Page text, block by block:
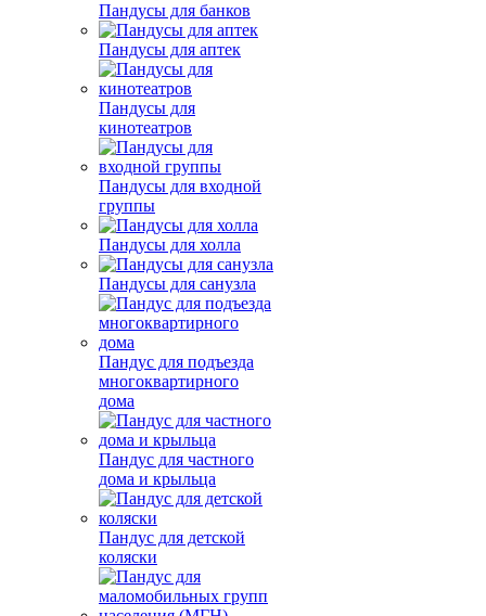
Пандусы для банков
Пандусы для аптек
Пандусы для
кинотеатров
Пандусы для входной
группы
Пандусы для холла
Пандусы для санузла
Пандус для подъезда
многоквартирного
дома
Пандус для частного
дома и крыльца
Пандус для детской
коляски